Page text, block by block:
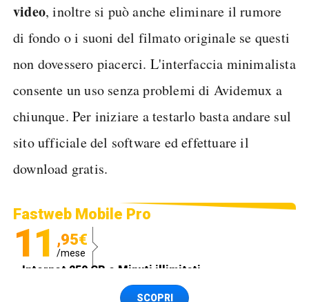
video, inoltre si può anche eliminare il rumore
di fondo o i suoni del filmato originale se questi
non dovessero piacerci. L'interfaccia minimalista
consente un uso senza problemi di Avidemux a
chiunque. Per iniziare a testarlo basta andare sul
sito ufficiale del software ed effettuare il
download gratis.
Fastweb Mobile Pro
11 ,95€
/mese
Internet 250 GB e Minuti illimitati
Spedizione SIM GRATISSCOPRI